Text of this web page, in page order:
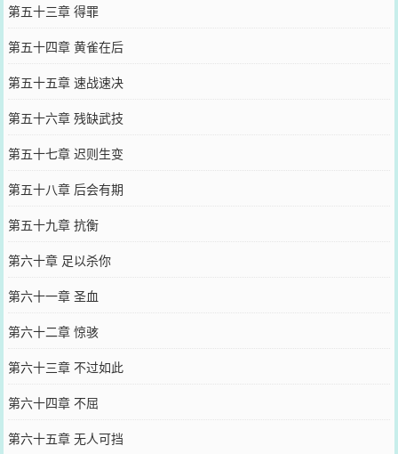
第五十三章 得罪
第五十四章 黄雀在后
第五十五章 速战速决
第五十六章 残缺武技
第五十七章 迟则生变
第五十八章 后会有期
第五十九章 抗衡
第六十章 足以杀你
第六十一章 圣血
第六十二章 惊骇
第六十三章 不过如此
第六十四章 不屈
第六十五章 无人可挡